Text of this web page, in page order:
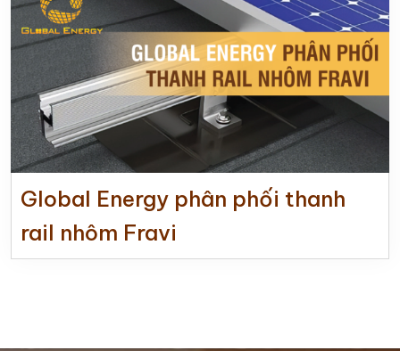
Global Energy phân phối thanh
rail nhôm Fravi